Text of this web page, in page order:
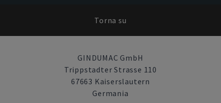
Torna su
GINDUMAC GmbH
Trippstadter Strasse 110
67663 Kaiserslautern
Germania